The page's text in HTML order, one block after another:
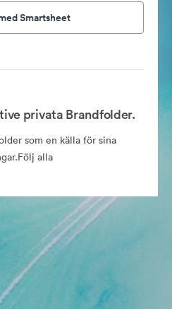
Smartsheet
privata Brandfolder.
som en källa för sina
alla